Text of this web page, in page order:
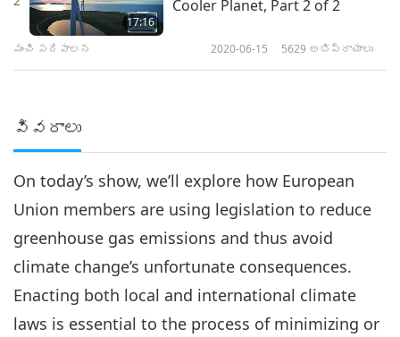
17:16
Cooler Planet, Part 2 of 2
మంచి పరిపాలన 2020-06-15 5629 అభిప్రాయాలు
వివరాలు
On today’s show, we’ll explore how European
Union members are using legislation to reduce
greenhouse gas emissions and thus avoid
climate change’s unfortunate consequences.
Enacting both local and international climate
laws is essential to the process of minimizing or